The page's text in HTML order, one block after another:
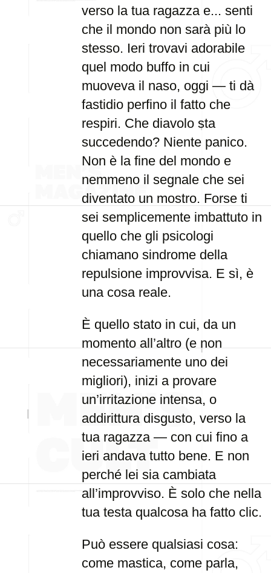
verso la tua ragazza e... senti
che il mondo non sarà più lo
stesso. Ieri trovavi adorabile
quel modo buffo in cui
muoveva il naso, oggi — ti dà
fastidio perfino il fatto che
respiri. Che diavolo sta
succedendo? Niente panico.
Non è la fine del mondo e
nemmeno il segnale che sei
diventato un mostro. Forse ti
sei semplicemente imbattuto in
quello che gli psicologi
chiamano sindrome della
repulsione improvvisa. E sì, è
una cosa reale.
È quello stato in cui, da un
momento all’altro (e non
necessariamente uno dei
migliori), inizi a provare
un’irritazione intensa, o
addirittura disgusto, verso la
tua ragazza — con cui fino a
ieri andava tutto bene. E non
perché lei sia cambiata
all’improvviso. È solo che nella
tua testa qualcosa ha fatto clic.
Può essere qualsiasi cosa:
come mastica, come parla,